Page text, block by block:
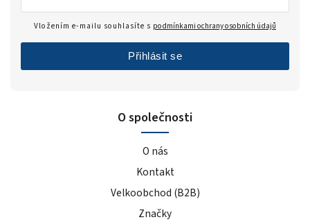
O společnosti
O nás
Kontakt
Velkoobchod (B2B)
Značky
Vložením e-mailu souhlasíte s podmínkami ochrany osobních údajů
Přihlásit se